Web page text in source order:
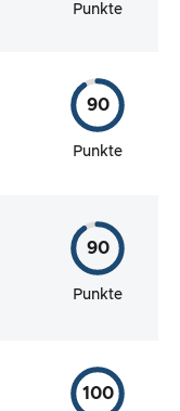
Punkte
90
Punkte
90
Punkte
100